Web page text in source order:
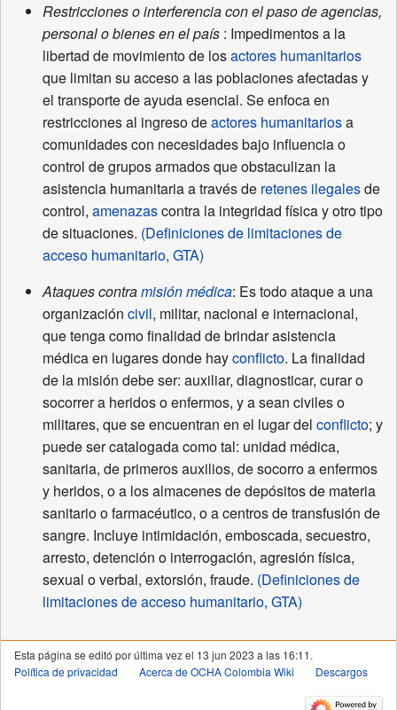
Restricciones o interferencia con el paso de agencias,
personal o bienes en el país : Impedimentos a la
libertad de movimiento de losactores humanitarios
que limitan su acceso a las poblaciones afectadas y
el transporte de ayuda esencial. Se enfoca en
restricciones al ingreso deactores humanitariosa
comunidades con necesidades bajo influencia o
control de grupos armados que obstaculizan la
asistencia humanitaria a través de retenes ilegalesde
control, amenazascontra la integridad física y otro tipo
de situaciones. (Definiciones de limitaciones de
acceso humanitario, GTA)
Ataques contramisión médica: Es todo ataque a una
organización civil, militar, nacional e internacional,
que tenga como finalidad de brindar asistencia
médica en lugares donde hayconflicto. La finalidad
de la misión debe ser: auxiliar, diagnosticar, curar o
socorrer a heridos o enfermos, y a sean civiles o
militares, que se encuentran en el lugar del conflicto; y
puede ser catalogada como tal: unidad médica,
sanitaria, de primeros auxilios, de socorro a enfermos
y heridos, o a los almacenes de depósitos de materia
sanitario o farmacéutico, o a centros de transfusión de
sangre. Incluye intimidación, emboscada, secuestro,
arresto, detención o interrogación, agresión física,
sexual o verbal, extorsión, fraude. (Definiciones de
limitaciones de acceso humanitario, GTA)
Esta página se editó por última vez el 13 jun 2023 a las 16:11.
Política de privacidad
Acerca de OCHA Colombia Wiki Descargos